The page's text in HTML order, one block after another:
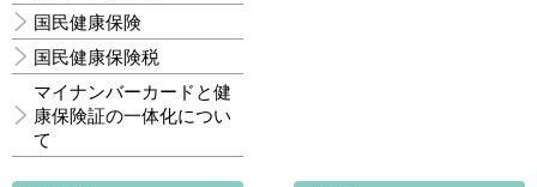
国民健康保険
国民健康保険税
マイナンバーカードと健
康保険証の一体化につい
て